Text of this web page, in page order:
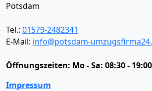
Potsdam
Tel.: 01579-2482341
E-Mail: info@potsdam-
Öffnungszeiten: Mo - Sa: 08:30 -
Impressum